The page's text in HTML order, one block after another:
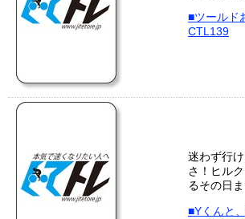
■ツールド
CTL139
迷わず行
さ！ヒル
るその日
■Yくんと